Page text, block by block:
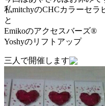
私mitchyのCHCカラーセラ
と
Emikoのアクセスバーズ®
Yoshyのリフトアップ
三人で開催します